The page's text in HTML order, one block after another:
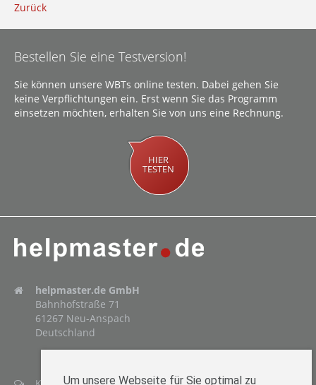
Um unsere Webseite für Sie optimal zu
Zurück
Bestellen Sie eine Testversion!
Sie können unsere WBTs online testen. Dabei gehen Sie
keine Verpflichtungen ein. Erst wenn Sie das Programm
einsetzen möchten, erhalten Sie von uns eine Rechnung.
HIER
TESTEN
helpmaster.de GmbH
Bahnhofstraße 71
61267 Neu-Anspach
Deutschland